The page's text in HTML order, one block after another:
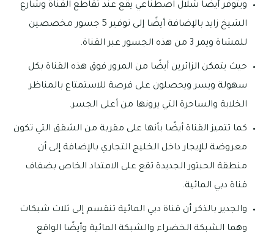
ويتوفر أيضًا شلال اصطناعي يقع عند تقاطع القناة وشارع
الشيخ زايد بالإضافة أيضًا إلى توفير 5 جسور مخصصين
للمشاة ويمر 3 من هذه الجسور عبر القناة.
حيث يتمكن الزائرين أيضًا من المرور فوق هذه القناة بكل
سهولة ويسر ويحصلون على فرصة للاستمتاع بالمناظر
الخلابة والساحرة التي يرونها من أعلى الجسر.
كما تتميز القناة أيضًا بأنها على مقربة من الشقق التي تكون
معروضة للإيجار داخل الخليج التجاري بالإضافة إلى أن
منطقة الحبتور الجديدة تقع على الامتداد الخاص بضفاف
قناة دبي المائية.
والجدير بالذكر أن قناة دبي المائية تنقسم إلى ثلاث شبكات
وهما الشبكة الخضراء والشبكة المائية وأيضًا الواقع